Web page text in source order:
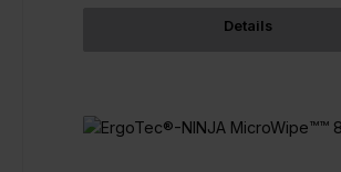
Details